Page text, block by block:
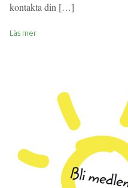
kontakta din […]
Läs mer